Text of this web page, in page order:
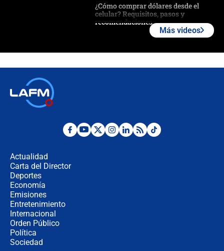
¿Cómo comprar dólares desde el
celular? Requisitos, pasos y
recomendaciones
Álvaro Uribe asistirá a la posesión y
Más videos
Actualidad
Carta del Director
Deportes
Economía
Emisiones
Entretenimiento
Internacional
Orden Público
Política
Sociedad